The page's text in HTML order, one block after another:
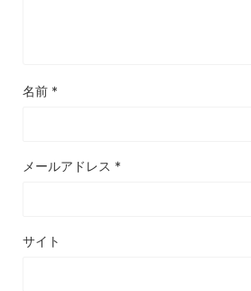
名前 *
メールアドレス *
サイト